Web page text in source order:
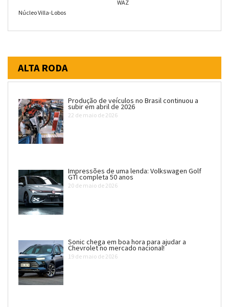
Núcleo Villa-Lobos
WAZ
ALTA RODA
Produção de veículos no Brasil continuou a
subir em abril de 2026
22 de maio de 2026
Impressões de uma lenda: Volkswagen Golf
GTI completa 50 anos
20 de maio de 2026
Sonic chega em boa hora para ajudar a
Chevrolet no mercado nacional!
19 de maio de 2026